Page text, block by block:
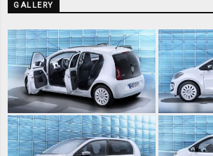
GALLERY